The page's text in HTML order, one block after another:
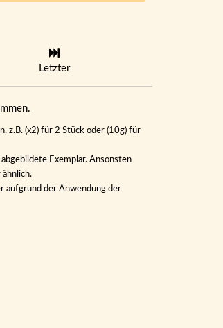
Letzter
z.B. (x2) für 2 Stück oder (10g) für
Exemplar. Ansonsten
aufgrund der Anwendung der